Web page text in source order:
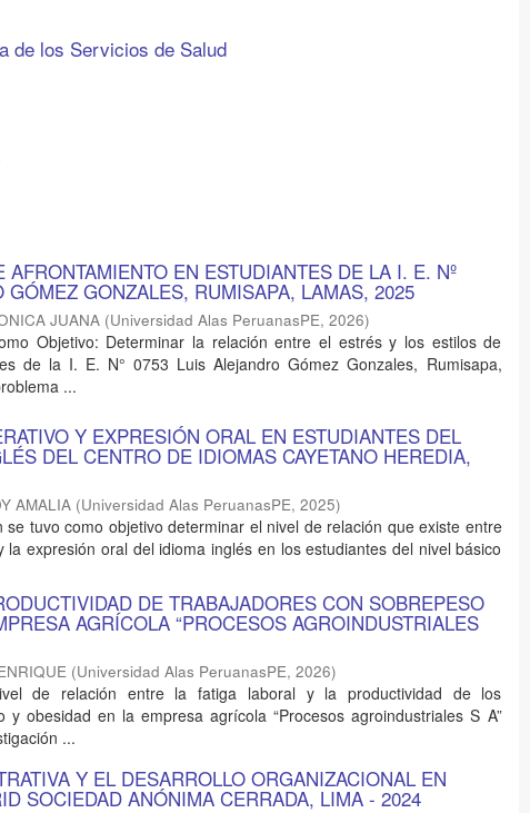
de los Servicios de Salud
AFRONTAMIENTO EN ESTUDIANTES DE LA I. E. Nº
GÓMEZ GONZALES, RUMISAPA, LAMAS, 2025
JUANA (Universidad Alas PeruanasPE,2026)
Objetivo: Determinar la relación entre el estrés y los estilos de
de la I. E. N° 0753 Luis Alejandro Gómez Gonzales, Rumisapa,
...
Y EXPRESIÓN ORAL EN ESTUDIANTES DEL
DEL CENTRO DE IDIOMAS CAYETANO HEREDIA,
AMALIA (Universidad Alas PeruanasPE,2025)
se tuvo como objetivo determinar el nivel de relación que existe entre
la expresión oral del idioma inglés en los estudiantes del nivel básico
DE TRABAJADORES CON SOBREPESO
AGRÍCOLA “PROCESOS AGROINDUSTRIALES
(Universidad Alas PeruanasPE,2026)
de relación entre la fatiga laboral y la productividad de los
y obesidad en la empresa agrícola “Procesos agroindustriales S A”
...
Y EL DESARROLLO ORGANIZACIONAL EN
SOCIEDAD ANÓNIMA CERRADA, LIMA - 2024